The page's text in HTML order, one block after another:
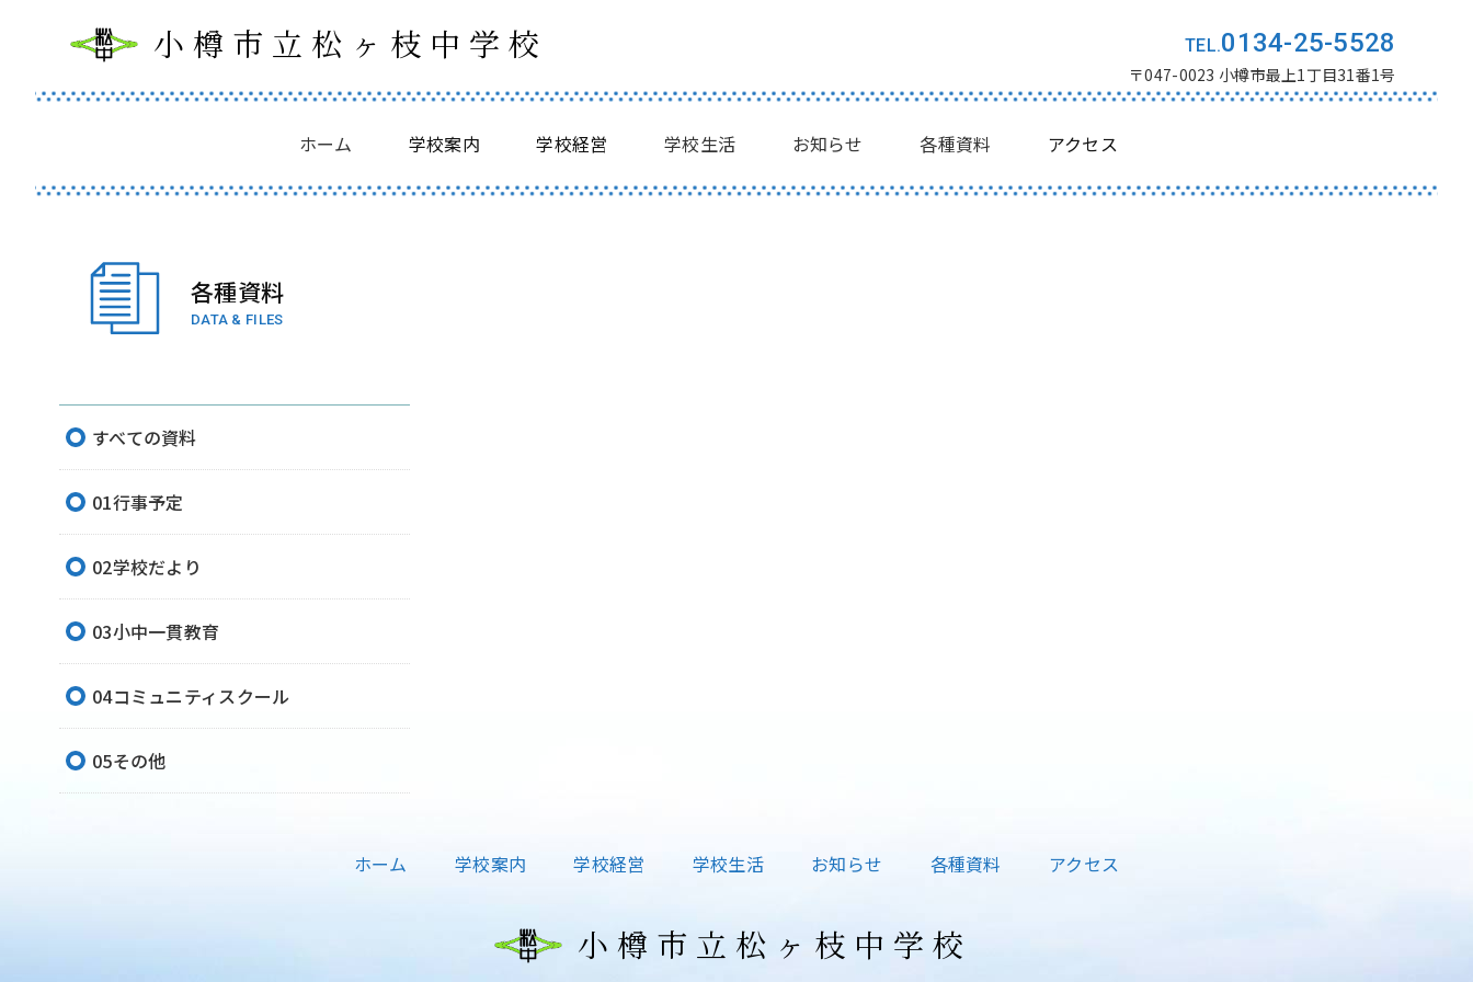
小樽市立松ヶ枝中学校
ホーム 学校案内 学校経営 学校生活 お知らせ 各種資料 アクセス
0134-25-5528
〒047-0023 小樽市最上1丁目31番1号
各種資料
DATA & FILES
すべての資料
01行事予定
02学校だより
03小中一貫教育
04コミュニティスクール
05その他
ホーム 学校案内 学校経営 学校生活 お知らせ 各種資料 アクセス
小樽市立松ヶ枝中学校